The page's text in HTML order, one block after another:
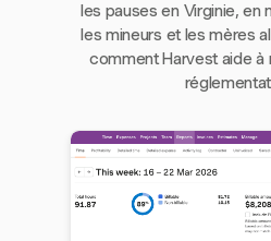
les pauses en Virginie, en
les mineurs et les mères
comment Harvest aide à